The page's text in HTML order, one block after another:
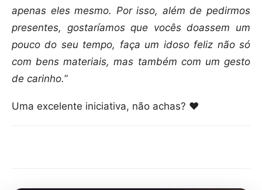
apenas eles mesmo. Por isso, além de pedirmos
presentes, gostaríamos que vocês doassem um
pouco do seu tempo, faça um idoso feliz não só
com bens materiais, mas também com um gesto
de carinho.”
Uma excelente iniciativa, não achas? ❤️